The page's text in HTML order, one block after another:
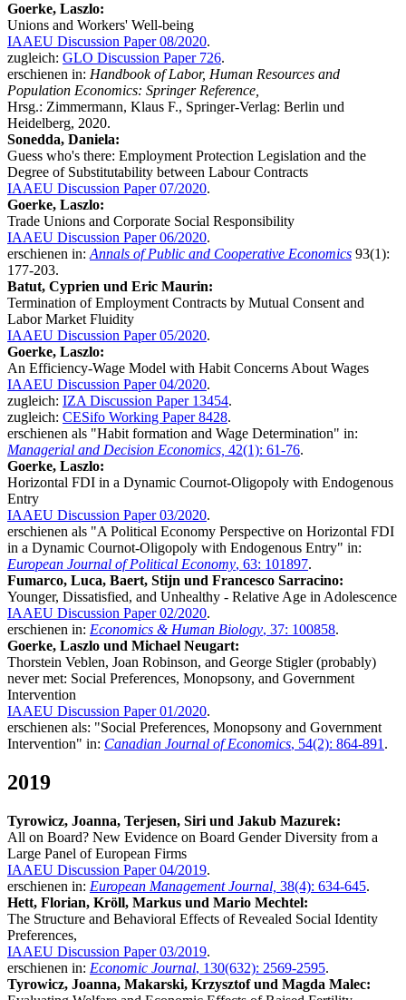
Goerke, Laszlo:
Unions and Workers' Well-being
IAAEU Discussion Paper 08/2020.
zugleich: GLO Discussion Paper 726.
erschienen in: Handbook of Labor, Human Resources and
Population Economics: Springer Reference,
Hrsg.: Zimmermann, Klaus F., Springer-Verlag: Berlin und
Heidelberg, 2020.
Sonedda, Daniela:
Guess who's there: Employment Protection Legislation and the
Degree of Substitutability between Labour Contracts
IAAEU Discussion Paper 07/2020.
Goerke, Laszlo:
Trade Unions and Corporate Social Responsibility
IAAEU Discussion Paper 06/2020.
erschienen in: Annals of Public and Cooperative Economics 93(1):
177-203.
Batut, Cyprien und Eric Maurin:
Termination of Employment Contracts by Mutual Consent and
Labor Market Fluidity
IAAEU Discussion Paper 05/2020.
Goerke, Laszlo:
An Efficiency-Wage Model with Habit Concerns About Wages
IAAEU Discussion Paper 04/2020.
zugleich: IZA Discussion Paper 13454.
zugleich: CESifo Working Paper 8428.
erschienen als "Habit formation and Wage Determination" in:
Managerial and Decision Economics, 42(1): 61-76.
Goerke, Laszlo:
Horizontal FDI in a Dynamic Cournot-Oligopoly with Endogenous
Entry
IAAEU Discussion Paper 03/2020.
erschienen als "A Political Economy Perspective on Horizontal FDI
in a Dynamic Cournot-Oligopoly with Endogenous Entry" in:
European Journal of Political Economy, 63: 101897.
Fumarco, Luca, Baert, Stijn und Francesco Sarracino:
Younger, Dissatisfied, and Unhealthy - Relative Age in Adolescence
IAAEU Discussion Paper 02/2020.
erschienen in: Economics & Human Biology, 37: 100858.
Goerke, Laszlo und Michael Neugart:
Thorstein Veblen, Joan Robinson, and George Stigler (probably)
never met: Social Preferences, Monopsony, and Government
Intervention
IAAEU Discussion Paper 01/2020.
erschienen als: "Social Preferences, Monopsony and Government
Intervention" in: Canadian Journal of Economics, 54(2): 864-891 .
2019
Tyrowicz, Joanna, Terjesen, Siri und Jakub Mazurek:
All on Board? New Evidence on Board Gender Diversity from a
Large Panel of European Firms
IAAEU Discussion Paper 04/2019.
erschienen in: European Management Journal, 38(4): 634-645.
Hett, Florian, Kröll, Markus und Mario Mechtel:
The Structure and Behavioral Effects of Revealed Social Identity
Preferences,
IAAEU Discussion Paper 03/2019.
erschienen in: Economic Journal, 130(632): 2569-2595.
Tyrowicz, Joanna, Makarski, Krzysztof und Magda Malec: